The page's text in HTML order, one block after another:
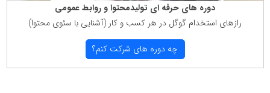
دوره های حرفه ای تولیدمحتوا و روابط عمومی
رازهای استخدام گوگل در هر كسب و كار (آشنایی با سئوی محتوا)
چه دوره های شركت كنم؟